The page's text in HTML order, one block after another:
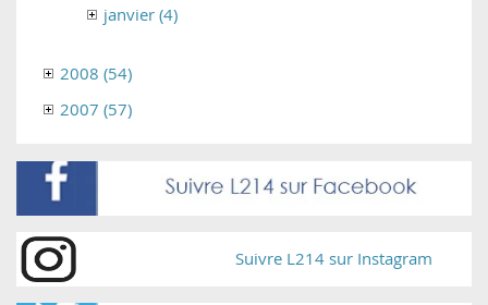
janvier (4)
2008 (54)
2007 (57)
Suivre L214 sur Instagram